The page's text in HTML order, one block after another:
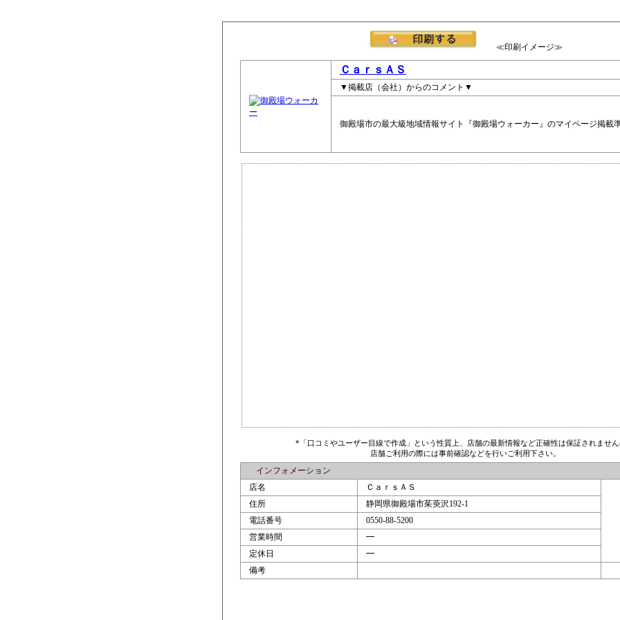
≪印刷イメージ≫
ＣａｒｓＡＳ
▼掲載店（会社）からのコメント▼
御殿場市の最大級地域情報サイト『御殿場ウォーカー』のマイページ掲載
*「口コミやユーザー目線で作成」という性質上、店舗の最新情報など正確性は保証されませ
店舗ご利用の際には事前確認などを行いご利用下さい。
インフォメーション
店名
ＣａｒｓＡＳ
住所
静岡県御殿場市茱萸沢192-1
電話番号
0550-88-5200
営業時間
━
定休日
━
備考